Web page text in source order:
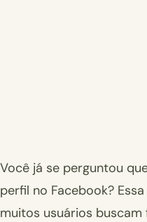
Você já se perguntou
perfil no Facebook?
muitos usuários